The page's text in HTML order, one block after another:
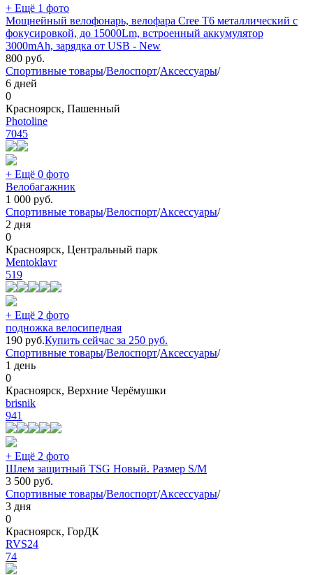
+ Ещё 1 фото
Мощнейный велофонарь, велофара Cree T6 металлический с
фокусировкой, до 15000Lm, встроенный аккумулятор
3000mAh, зарядка от USB - New
800 руб.
Спортивные товары/Велоспорт/Аксессуары/
6 дней
0
Красноярск, Пашенный
Photoline
7045
+ Ещё 0 фото
Велобагажник
1 000 руб.
Спортивные товары/Велоспорт/Аксессуары/
2 дня
0
Красноярск, Центральный парк
Mentoklavr
519
+ Ещё 2 фото
подножка велосипедная
190 руб.Купить сейчас за 250 руб.
Спортивные товары/Велоспорт/Аксессуары/
1 день
0
Красноярск, Верхние Черёмушки
brisnik
941
+ Ещё 2 фото
Шлем защитный TSG Новый. Размер S/M
3 500 руб.
Спортивные товары/Велоспорт/Аксессуары/
3 дня
0
Красноярск, ГорДК
RVS24
74